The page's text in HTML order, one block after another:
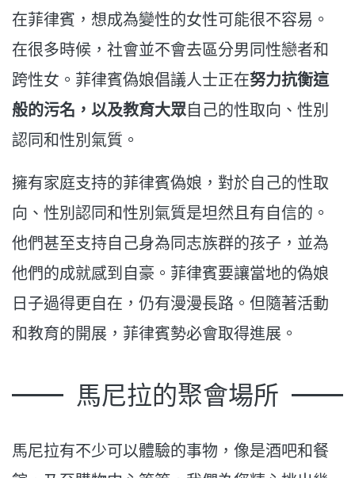
在菲律賓，想成為變性的女性可能很不容易。
在很多時候，社會並不會去區分男同性戀者和
跨性女。菲律賓偽娘倡議人士正在努力抗衡這
般的污名，以及教育大眾自己的性取向、性別
認同和性別氣質。
擁有家庭支持的菲律賓偽娘，對於自己的性取
向、性別認同和性別氣質是坦然且有自信的。
他們甚至支持自己身為同志族群的孩子，並為
他們的成就感到自豪。菲律賓要讓當地的偽娘
日子過得更自在，仍有漫漫長路。但隨著活動
和教育的開展，菲律賓勢必會取得進展。
馬尼拉的聚會場所
馬尼拉有不少可以體驗的事物，像是酒吧和餐